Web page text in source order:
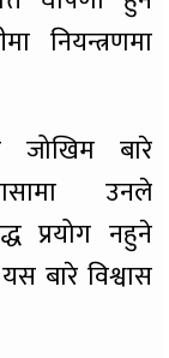
नियन्त्रणमा
जोखिम बारे
उनले
प्रयोग नहुने
यस बारे विश्वास